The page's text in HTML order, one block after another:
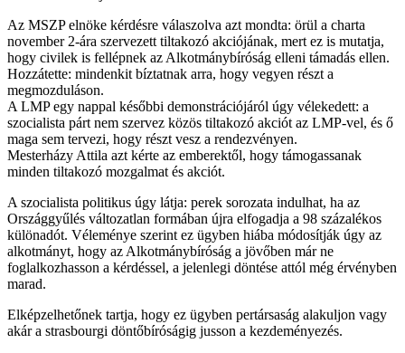
Az MSZP elnöke kérdésre válaszolva azt mondta: örül a charta
november 2-ára szervezett tiltakozó akciójának, mert ez is mutatja,
hogy civilek is fellépnek az Alkotmánybíróság elleni támadás ellen.
Hozzátette: mindenkit bíztatnak arra, hogy vegyen részt a
megmozduláson.
A LMP egy nappal későbbi demonstrációjáról úgy vélekedett: a
szocialista párt nem szervez közös tiltakozó akciót az LMP-vel, és ő
maga sem tervezi, hogy részt vesz a rendezvényen.
Mesterházy Attila azt kérte az emberektől, hogy támogassanak
minden tiltakozó mozgalmat és akciót.
A szocialista politikus úgy látja: perek sorozata indulhat, ha az
Országgyűlés változatlan formában újra elfogadja a 98 százalékos
különadót. Véleménye szerint ez ügyben hiába módosítják úgy az
alkotmányt, hogy az Alkotmánybíróság a jövőben már ne
foglalkozhasson a kérdéssel, a jelenlegi döntése attól még érvényben
marad.
Elképzelhetőnek tartja, hogy ez ügyben pertársaság alakuljon vagy
akár a strasbourgi döntőbíróságig jusson a kezdeményezés.